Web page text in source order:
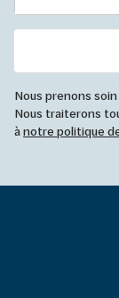
Nous prenons
Nous traiterons
ànotre politique